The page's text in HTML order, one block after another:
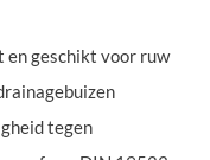
en geschikt voor ruw
tegen